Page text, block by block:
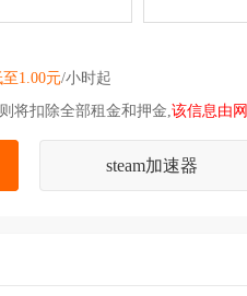
1.00元/小时起
将扣除全部租金和押金,该信息由
steam加速器